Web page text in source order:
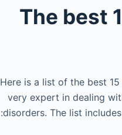
The best
Here is a list of the best 15
very expert in dealing
disorders. The list